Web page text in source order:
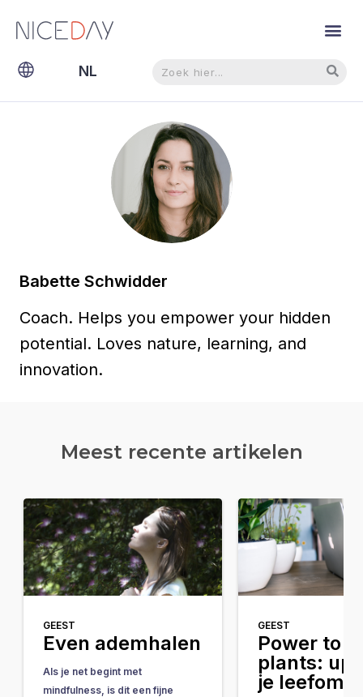
NL
EN
Babette Schwidder
Coach. Helps you empower your hidden
potential. Loves nature, learning, and
innovation.
Meest recente artikelen
GEEST
Even ademhalen
Als je net begint met
mindfulness, is dit een fijne
GEEST
Power to
plants:
je